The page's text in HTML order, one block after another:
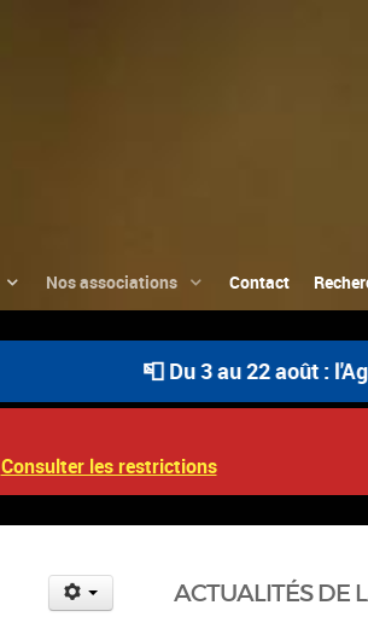
Nos associations Contact
📮 Du 3 au 22 août : l'Agence
Consulter les restrictions
ACTUALITÉS DE